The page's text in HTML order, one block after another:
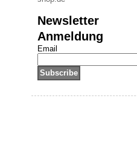
Newsletter
Anmeldung
Email